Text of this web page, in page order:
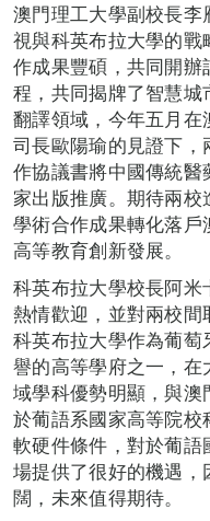
澳門理工大學副校長
視與科英布拉大學的
作成果豐碩，共同開
程，共同揭牌了智慧
翻譯領域，今年五月在
司長歐陽瑜的見證下
作協議書將中國傳統
家出版推廣。期待兩
學術合作成果轉化落
高等教育創新發展。
科英布拉大學校長阿米
熱情歡迎，並對兩校間
科英布拉大學作為葡
譽的高等學府之一，
域學科優勢明顯，與
於葡語系國家高等院
軟硬件條件，對於葡
場提供了很好的機遇
闊，未來值得期待。